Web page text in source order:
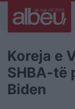
Koreja e
SHBA-të
Biden